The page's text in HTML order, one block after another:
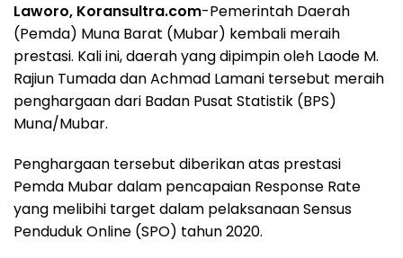
Laworo, Koransultra.com-Pemerintah Daerah
(Pemda) Muna Barat (Mubar) kembali meraih
prestasi. Kali ini, daerah yang dipimpin oleh Laode M.
Rajiun Tumada dan Achmad Lamani tersebut meraih
penghargaan dari Badan Pusat Statistik (BPS)
Muna/Mubar.
Penghargaan tersebut diberikan atas prestasi
Pemda Mubar dalam pencapaian Response Rate
yang melibihi target dalam pelaksanaan Sensus
Penduduk Online (SPO) tahun 2020.